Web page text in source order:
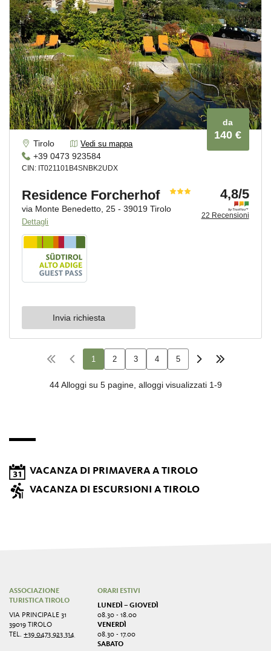
VACANZA DI PRIMAVERA A TIROLO
VACANZA DI ESCURSIONI A TIROLO
ASSOCIAZIONE
TURISTICA TIROLO
VIA PRINCIPALE 31
39019 TIROLO
TEL.+39 0473 923 314
ORARI ESTIVI
LUNEDÌ – GIOVEDÌ
08.30 - 18.00
VENERDÌ
08.30 - 17.00
SABATO